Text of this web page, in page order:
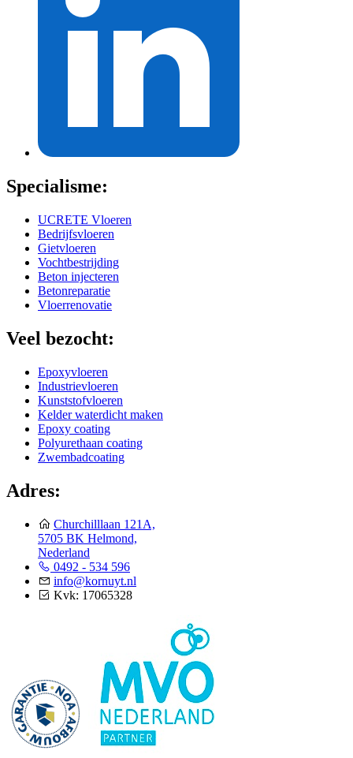
Specialisme:
UCRETE Vloeren
Bedrijfsvloeren
Gietvloeren
Vochtbestrijding
Beton injecteren
Betonreparatie
Vloerrenovatie
Veel bezocht:
Epoxyvloeren
Industrievloeren
Kunststofvloeren
Kelder waterdicht maken
Epoxy coating
Polyurethaan coating
Zwembadcoating
Adres:
Churchilllaan 121A,
5705 BK Helmond,
Nederland
0492 - 534 596
info@kornuyt.nl
Kvk: 17065328